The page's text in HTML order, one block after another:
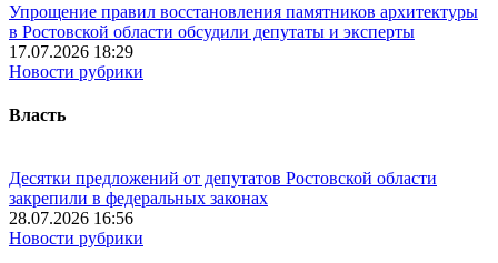
Упрощение правил восстановления памятников архитектуры
в Ростовской области обсудили депутаты и эксперты
17.07.2026 18:29
Новости рубрики
Власть
Десятки предложений от депутатов Ростовской области
закрепили в федеральных законах
28.07.2026 16:56
Новости рубрики